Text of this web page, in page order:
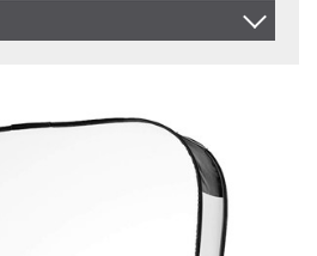
Navn